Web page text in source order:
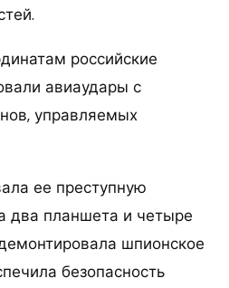
российские
авиаудары с
управляемых
ее преступную
два планшета и четыре
шпионское
безопасность